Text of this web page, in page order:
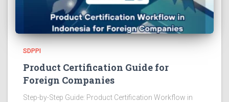
SDPPI
Product Certification Guide for
Foreign Companies
Step-by-Step Guide: Product Certification Workflow in